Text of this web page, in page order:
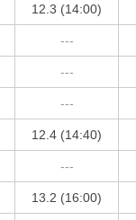
12.3 (14:00)
---
---
---
12.4 (14:40)
---
13.2 (16:00)